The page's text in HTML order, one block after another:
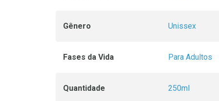
Gênero Unissex
Fases da Vida Para Adultos
Quantidade 250ml